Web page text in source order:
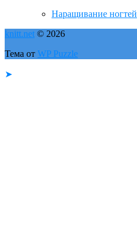
Наращивание ногтей
knitt.net © 2026
Тема от WP Puzzle
➤